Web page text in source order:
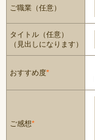
ご職業（任意）
タイトル（任意）
（見出しになります）
おすすめ度*
ご感想*